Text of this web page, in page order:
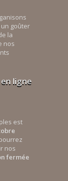
goûter
la
nos
ligne
est
nos
fermée